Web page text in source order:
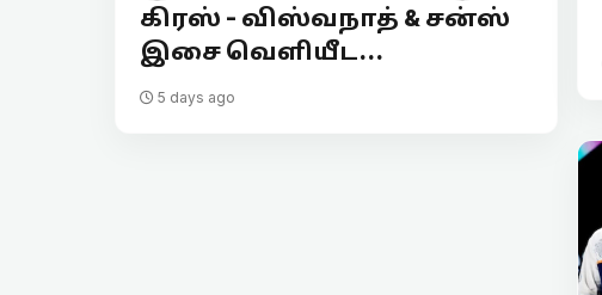
கிரஸ் - விஸ்வநாத் & சன்ஸ்
இசை வெளியீட...
5 days ago